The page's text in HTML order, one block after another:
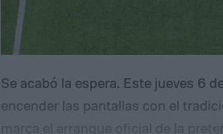
Se acabó la espera. Este jueves 6
encender las pantallas con el